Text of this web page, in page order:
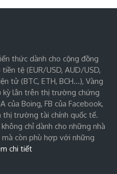
thức dành cho cộng đồng
tệ (EUR/USD, AUD/USD,
tử (BTC, ETH, BCH…), Vàng
kỳ lân trên thị trường chứng
của Boing, FB của Facebook,
trường tài chính quốc tế.
chỉ dành cho những nhà
còn phù hợp với những
chi tiết